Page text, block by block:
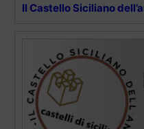
Il Castello Siciliano